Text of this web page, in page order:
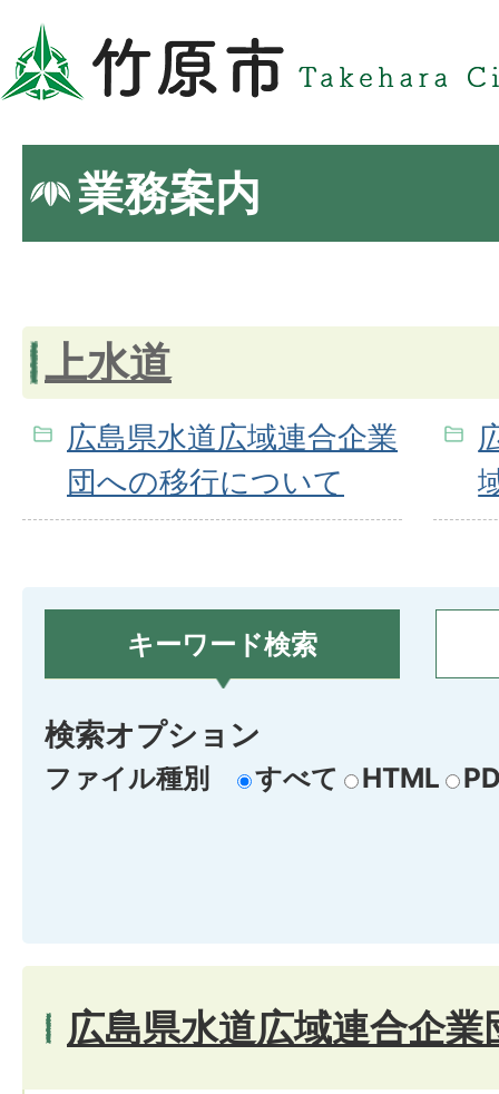
業務案内
上水道
広島県水道広域連合企業
団への移行について
キーワード検索
検索オプション
ファイル種別 すべて HTML
広島県水道広域連合企業